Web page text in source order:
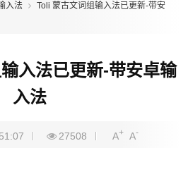
入法
Toli 蒙古文词组输入法已更新-带安
入法已更新-带安卓输
入法
27508 A+ A-